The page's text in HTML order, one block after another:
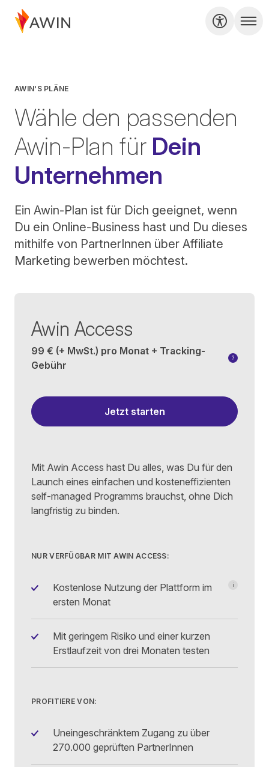
AWIN'S PLÄNE
Wähle den passenden
Awin-Plan für Dein
Unternehmen
Ein Awin-Plan ist für Dich geeignet, wenn
Du ein Online-Business hast und Du dieses
mithilfe von PartnerInnen über Affiliate
Marketing bewerben möchtest.
Awin Access
99 € (+ MwSt.) pro Monat + Tracking-
Gebühr
?
Jetzt starten
Mit Awin Access hast Du alles, was Du für den
Launch eines einfachen und kosteneffizienten
self-managed Programms brauchst, ohne Dich
langfristig zu binden.
NUR VERFÜGBAR MIT AWIN ACCESS:
Kostenlose Nutzung der Plattform im
ersten Monat
i
Mit geringem Risiko und einer kurzen
Erstlaufzeit von drei Monaten testen
PROFITIERE VON:
Uneingeschränktem Zugang zu über
270.000 geprüften PartnerInnen